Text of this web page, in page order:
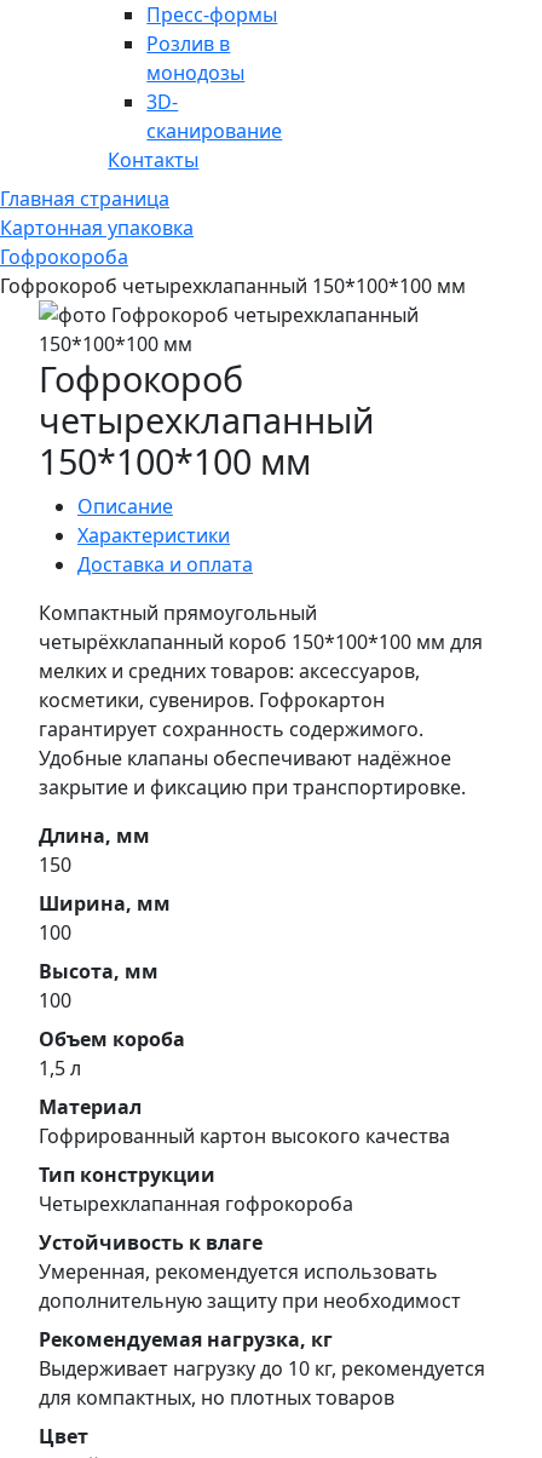
Пресс-формы
Розлив в
монодозы
3D-
сканирование
Контакты
Главная страница
Картонная упаковка
Гофрокороба
Гофрокороб четырехклапанный 150*100*100 мм
Гофрокороб
четырехклапанный
150*100*100 мм
Описание
Характеристики
Доставка и оплата
Компактный прямоугольный
четырёхклапанный короб 150*100*100 мм для
мелких и средних товаров: аксессуаров,
косметики, сувениров. Гофрокартон
гарантирует сохранность содержимого.
Удобные клапаны обеспечивают надёжное
закрытие и фиксацию при транспортировке.
Длина, мм
150
Ширина, мм
100
Высота, мм
100
Объем короба
1,5 л
Материал
Гофрированный картон высокого качества
Тип конструкции
Четырехклапанная гофрокороба
Устойчивость к влаге
Умеренная, рекомендуется использовать
дополнительную защиту при необходимост
Рекомендуемая нагрузка, кг
Выдерживает нагрузку до 10 кг, рекомендуется
для компактных, но плотных товаров
Цвет